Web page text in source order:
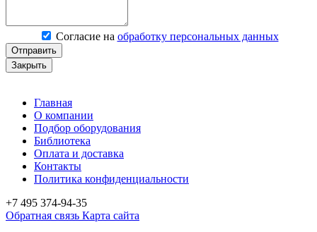
Согласие на обработку персональных данных
Отправить
Закрыть
Главная
О компании
Подбор оборудования
Библиотека
Оплата и доставка
Контакты
Политика конфиденциальности
+7 495 374-94-35
Обратная связь Карта сайта